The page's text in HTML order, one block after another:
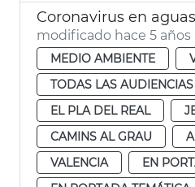
Coronavirus en
modificado hace 5 años
MEDIO AMBIENTE
TODAS LAS AUDIENCIAS
EL PLA DEL REAL
CAMINS AL GRAU
VALENCIA
EN